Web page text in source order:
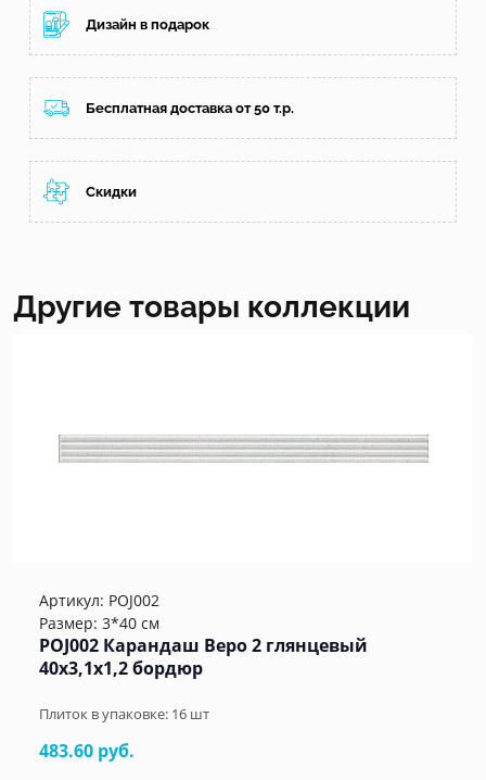
Дизайн в подарок
Бесплатная доставка от 50 т.р.
Скидки
Другие товары коллекции
Артикул: POJ002
Размер: 3*40 см
POJ002 Карандаш Веро 2 глянцевый
40x3,1x1,2 бордюр
Плиток в упаковке: 16 шт
483.60 руб.